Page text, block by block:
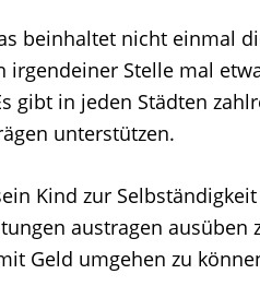
beinhaltet nicht einmal
irgendeiner Stelle mal
gibt in jeden Städten
unterstützen.
Kind zur
austragen ausüben
Geld umgehen zu